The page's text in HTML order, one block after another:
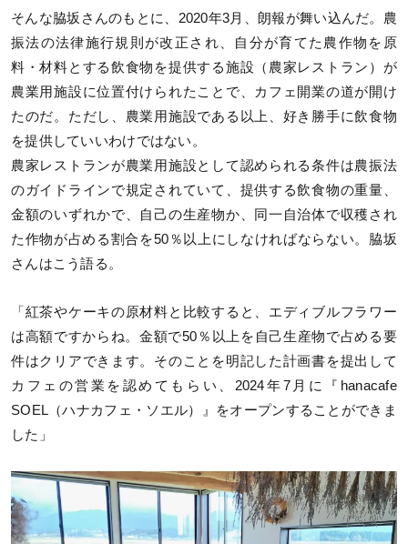
そんな脇坂さんのもとに、2020年3月、朗報が舞い込んだ。農
振法の法律施行規則が改正され、自分が育てた農作物を原
料・材料とする飲食物を提供する施設（農家レストラン）が
農業用施設に位置付けられたことで、カフェ開業の道が開け
たのだ。ただし、農業用施設である以上、好き勝手に飲食物
を提供していいわけではない。
農家レストランが農業用施設として認められる条件は農振法
のガイドラインで規定されていて、提供する飲食物の重量、
金額のいずれかで、自己の生産物か、同一自治体で収穫され
た作物が占める割合を50％以上にしなければならない。脇坂
さんはこう語る。
「紅茶やケーキの原材料と比較すると、エディブルフラワー
は高額ですからね。金額で50％以上を自己生産物で占める要
件はクリアできます。そのことを明記した計画書を提出して
カフェの営業を認めてもらい、2024年7月に『hanacafe
SOEL（ハナカフェ・ソエル）』をオープンすることができま
した」